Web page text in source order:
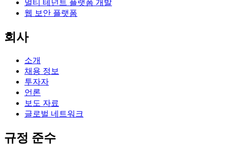
멀티 테넌트 플랫폼 개발
웹 보안 플랫폼
회사
소개
채용 정보
투자자
언론
보도 자료
글로벌 네트워크
규정 준수